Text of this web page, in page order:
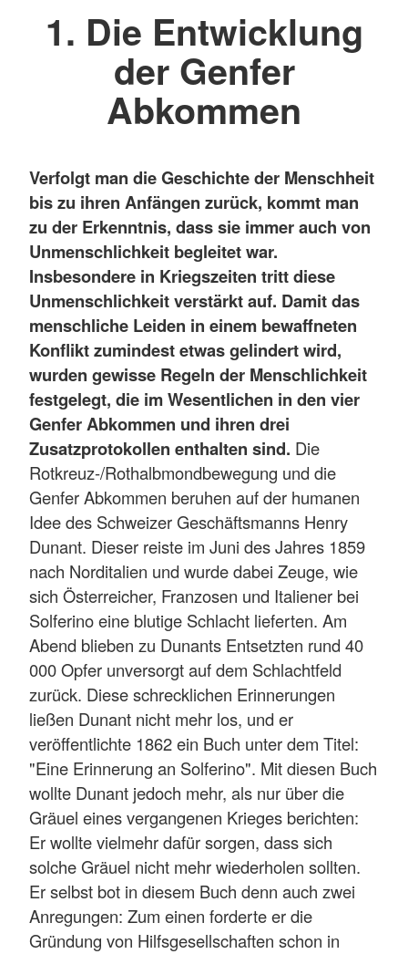
1. Die Entwicklung
der Genfer
Abkommen
Verfolgt man die Geschichte der Menschheit
bis zu ihren Anfängen zurück, kommt man
zu der Erkenntnis, dass sie immer auch von
Unmenschlichkeit begleitet war.
Insbesondere in Kriegszeiten tritt diese
Unmenschlichkeit verstärkt auf. Damit das
menschliche Leiden in einem bewaffneten
Konflikt zumindest etwas gelindert wird,
wurden gewisse Regeln der Menschlichkeit
festgelegt, die im Wesentlichen in den vier
Genfer Abkommen und ihren drei
Zusatzprotokollen enthalten sind. Die
Rotkreuz-/Rothalbmondbewegung und die
Genfer Abkommen beruhen auf der humanen
Idee des Schweizer Geschäftsmanns Henry
Dunant. Dieser reiste im Juni des Jahres 1859
nach Norditalien und wurde dabei Zeuge, wie
sich Österreicher, Franzosen und Italiener bei
Solferino eine blutige Schlacht lieferten. Am
Abend blieben zu Dunants Entsetzten rund 40
000 Opfer unversorgt auf dem Schlachtfeld
zurück. Diese schrecklichen Erinnerungen
ließen Dunant nicht mehr los, und er
veröffentlichte 1862 ein Buch unter dem Titel:
"Eine Erinnerung an Solferino". Mit diesen Buch
wollte Dunant jedoch mehr, als nur über die
Gräuel eines vergangenen Krieges berichten:
Er wollte vielmehr dafür sorgen, dass sich
solche Gräuel nicht mehr wiederholen sollten.
Er selbst bot in diesem Buch denn auch zwei
Anregungen: Zum einen forderte er die
Gründung von Hilfsgesellschaften schon in